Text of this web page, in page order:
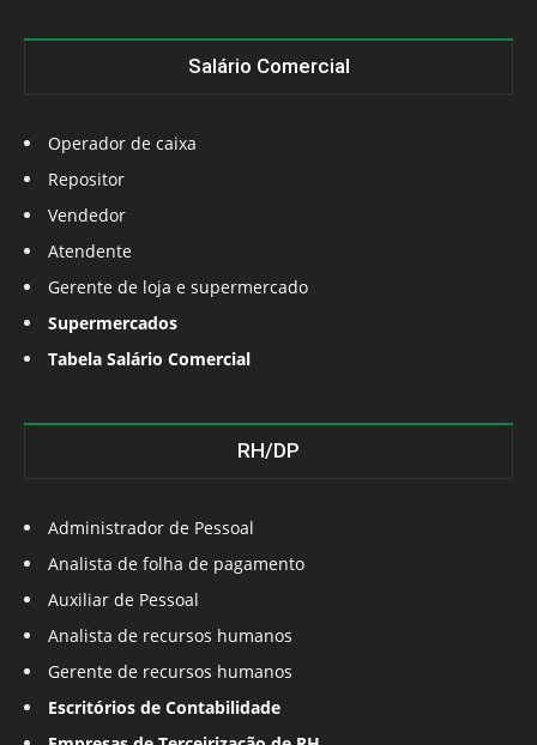
Salário Comercial
Operador de caixa
Repositor
Vendedor
Atendente
Gerente de loja e supermercado
Supermercados
Tabela Salário Comercial
RH/DP
Administrador de Pessoal
Analista de folha de pagamento
Auxiliar de Pessoal
Analista de recursos humanos
Gerente de recursos humanos
Escritórios de Contabilidade